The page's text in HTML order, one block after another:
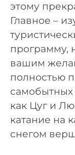
этому
Главное –
программу,
вашим
полностью
самобытных
как Цуг и
катание на
снегом